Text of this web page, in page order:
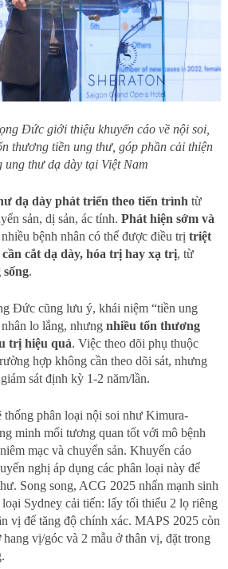
Đức giới thiệu khuyến cáo về nội soi,
thương tiền ung thư, góp phần cải thiện
ung thư dạ dày tại Việt Nam
dạ dày phát triển theo tiến trình từ
sản, dị sản, ác tính. Phát hiện sớm và
bệnh nhân có thể được điều trị triệt
cắt dạ dày, hóa trị hay xạ trị, từ
.
Đức cũng lưu ý, khái niệm “tiền ung
lo lắng, nhưng nhiều tổn thương
trị hiệu quả. Việc theo dõi phụ thuộc
hợp không cần theo dõi sát, nhưng
sát định kỳ 1-2 năm/lần.
thống phân loại nội soi như Kimura-
minh mối tương quan tốt với mô bệnh
mạc và chuyển sản. Khuyến cáo
nghị áp dụng các phân loại này để
Song song, ACG 2025 nhấn mạnh sinh
Sydney cải tiến: lấy tối thiểu 2 lọ riêng
vị để tăng độ chính xác. MAPS 2025 còn
vị/góc và 2 mẫu ở thân vị, đặt trong